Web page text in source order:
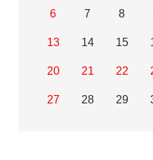
6 7 8
13 14 15
20 21 22
27 28 29